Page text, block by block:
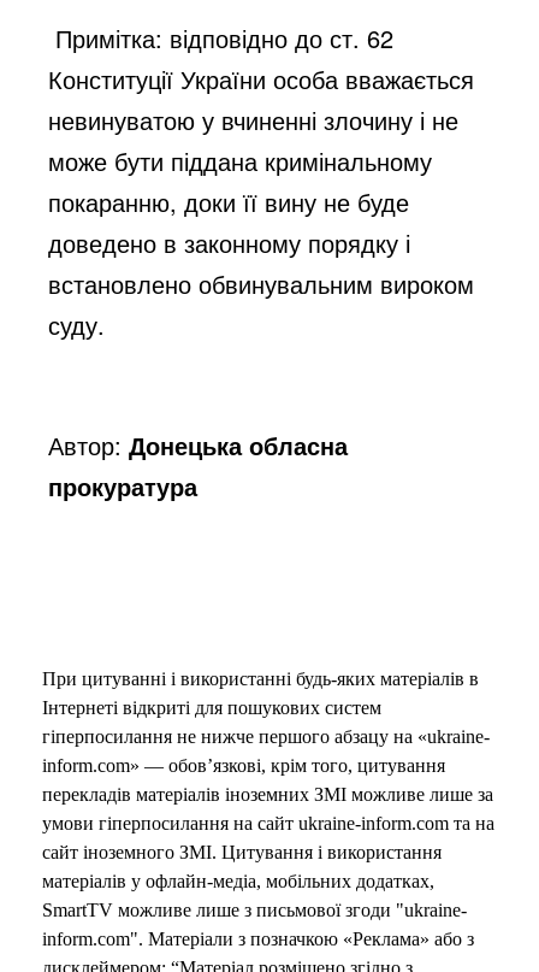
Примітка: відповідно до ст. 62
Конституції України особа вважається
невинуватою у вчиненні злочину і не
може бути піддана кримінальному
покаранню, доки її вину не буде
доведено в законному порядку і
встановлено обвинувальним вироком
суду.
Автор:Донецька обласна
прокуратура
При цитуванні і використанні будь-яких матеріалів в
Інтернеті відкриті для пошукових систем
гіперпосилання не нижче першого абзацу на «ukraine-
inform.com» — обов’язкові, крім того, цитування
перекладів матеріалів іноземних ЗМІ можливе лише за
умови гіперпосилання на сайт ukraine-inform.com та на
сайт іноземного ЗМІ. Цитування і використання
матеріалів у офлайн-медіа, мобільних додатках,
SmartTV можливе лише з письмової згоди "ukraine-
inform.com". Матеріали з позначкою «Реклама» або з
дисклеймером: “Матеріал розміщено згідно з